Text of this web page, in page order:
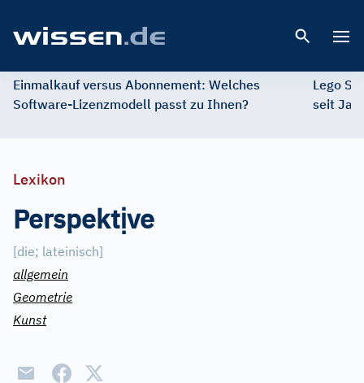
Einmalkauf versus Abonnement: Welches
Software-Lizenzmodell passt zu Ihnen?
Lego
seit
Lexikon
Perspektịve
[die; lateinisch]
allgemein
Geometrie
Kunst